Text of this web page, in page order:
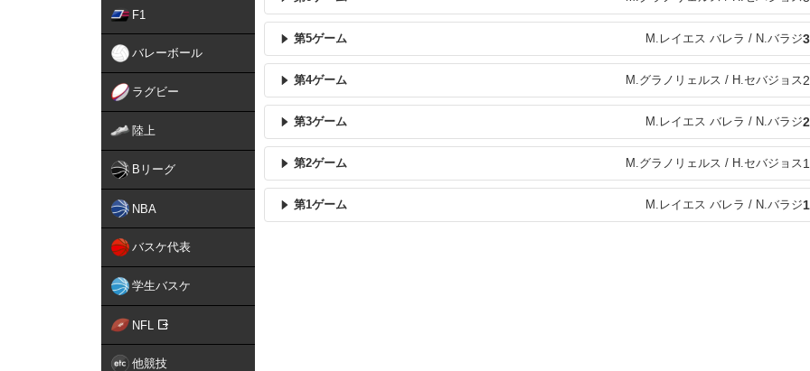
F1
バレーボール
ラグビー
陸上
Bリーグ
NBA
バスケ代表
学生バスケ
NFL
他競技
第5ゲーム M.レイエス バレラ / N.バラジ3
第4ゲーム M.グラノリェルス / H.セバジョス2
第3ゲーム M.レイエス バレラ / N.バラジ2
第2ゲーム M.グラノリェルス / H.セバジョス1
第1ゲーム M.レイエス バレラ / N.バラジ1